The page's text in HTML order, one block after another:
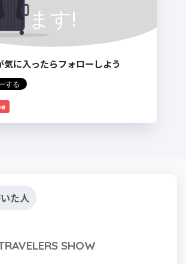
ます!
気に入ったらフォローしよう
た人
SHOW